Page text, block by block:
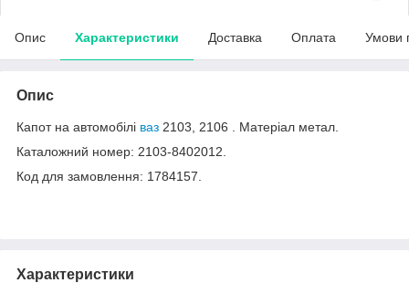
Опис Характеристики Доставка Оплата Умови
Опис
Капот на автомобілі ваз 2103, 2106 . Матеріал метал.
Каталожний номер: 2103-8402012.
Код для замовлення: 1784157.
Характеристики